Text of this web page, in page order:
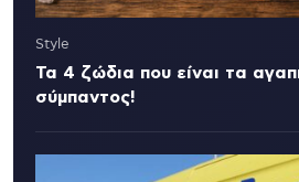
Style
Τα 4 ζώδια που είναι τα
σύμπαντος!